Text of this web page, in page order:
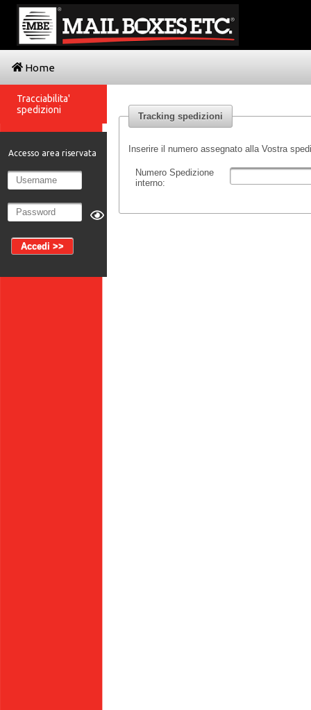
Home
Tracking spedizioni
Inserire il numero assegnato alla Vostra
Numero Spedizione
interno:
Tracciabilita'
spedizioni
Accesso area riservata
Accedi >>